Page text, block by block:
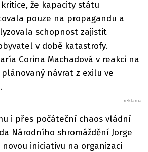
že kapacity státu
pouze na propagandu a
schopnost zajistit
v době katastrofy.
Corina Machadová v reakci na
návrat z exilu ve
i přes počáteční chaos vládní
Národního shromáždění Jorge
novou iniciativu na organizaci